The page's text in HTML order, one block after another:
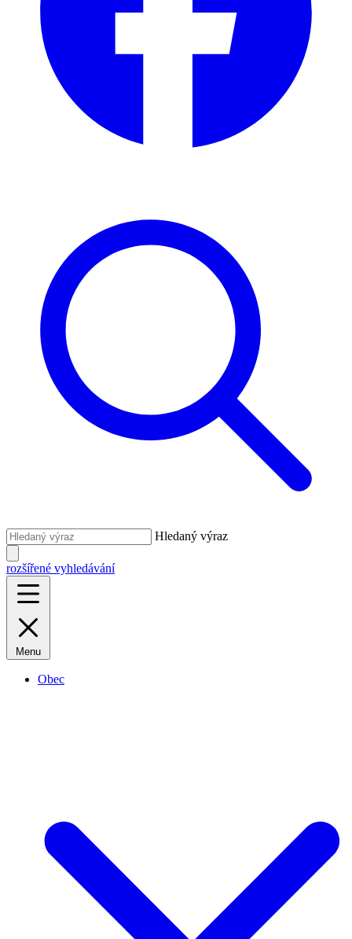
Hledaný výraz
rozšířené vyhledávání
Menu
Obec